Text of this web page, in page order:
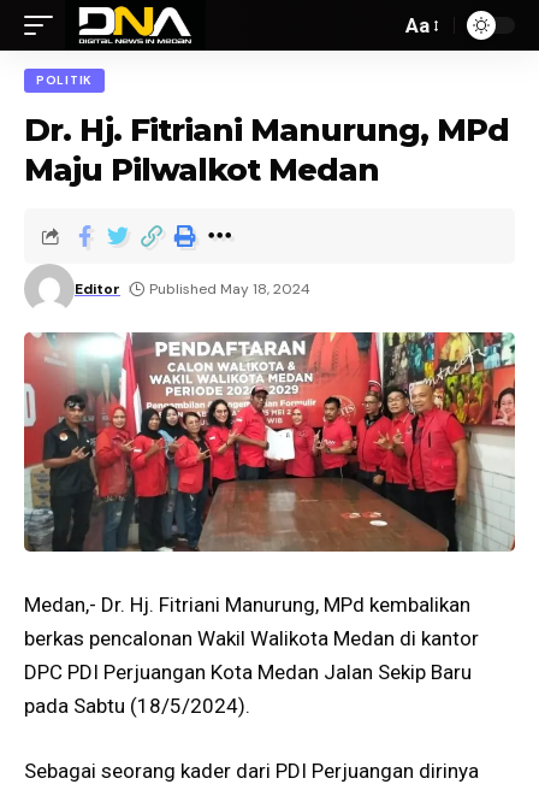
Aa
POLITIK
Dr. Hj. Fitriani Manurung, MPd
Maju Pilwalkot Medan
Editor Published May 18, 2024
Medan,- Dr. Hj. Fitriani Manurung, MPd kembalikan
berkas pencalonan Wakil Walikota Medan di kantor
DPC PDI Perjuangan Kota Medan Jalan Sekip Baru
pada Sabtu (18/5/2024).
Sebagai seorang kader dari PDI Perjuangan dirinya